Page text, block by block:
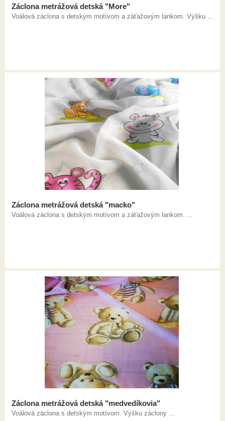
Záclona metrážová detská "More"
Voálová záclona s detským motívom a záťažovým lankom. Výšku ...
Záclona metrážová detská "macko"
Voálová záclona s detským motívom a záťažovým lankom. ...
Záclona metrážová detská "medvedíkovia"
Voálová záclona s detským motívom. Výšku záclony ...